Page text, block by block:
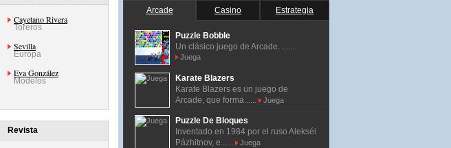
Cayetano Rivera
Toreros
Sevilla
Europa
Eva González
Modelos
Revista
Arcade Casino Estrategia
Puzzle Bobble
Un clásico juego de Arcade. ......
Juega
Karate Blazers
Karate Blazers es un juego de
Arcade, que forma......
Juega
Puzzle De Bloques
Inventado en 1984 por el ruso Alekséi
Pázhitnov, e......
Juega